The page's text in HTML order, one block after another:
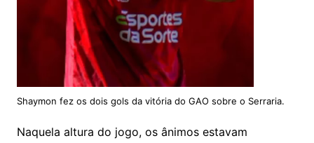
Shaymon fez os dois gols da vitória do GAO sobre o Serraria.
Naquela altura do jogo, os ânimos estavam